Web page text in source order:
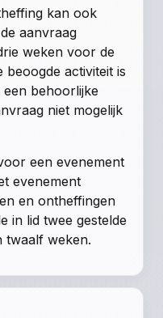
kan ook
aanvraag
weken voor de
beoogde activiteit is
behoorlijke
niet mogelijk
een evenement
evenement
en ontheffingen
in lid twee gestelde
twaalf weken.